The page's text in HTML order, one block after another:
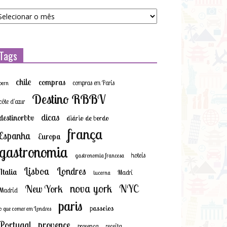
chile compras compras em Paris
d'azur Destino RBBV
dicas diário de bordo
Europa frança
gastronomia francesa hoteis
Lisboa Londres lucerna Madri
New York nova york NYC
que comer em Londres paris passeios